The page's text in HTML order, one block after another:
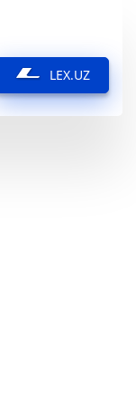
LEX.UZ